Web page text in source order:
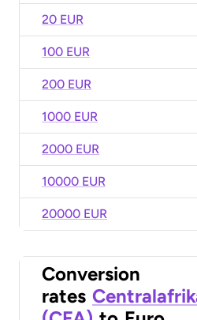
20 EUR
100 EUR
200 EUR
1000 EUR
2000 EUR
10000 EUR
20000 EUR
Conversion
rates